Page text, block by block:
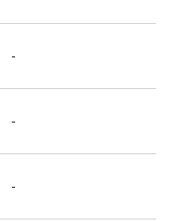
-
-
-